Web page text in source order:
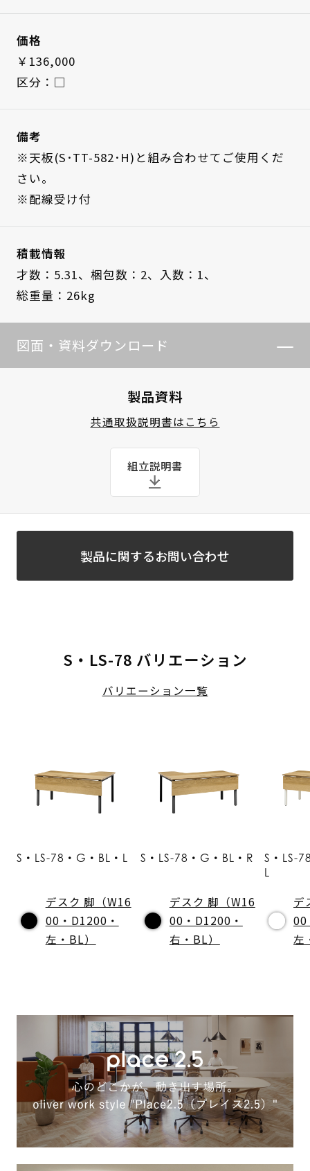
価格
￥136,000
区分：□
備考
※天板(S･TT-582･H)と組み合わせてご使用くだ
さい。
※配線受け付
積載情報
才数：5.31、 梱包数：2、 入数：1、
総重量：26kg
図面・資料ダウンロード
製品資料
共通取扱説明書はこちら
組立説明書
製品に関するお問い合わせ
S・LS-78 バリエーション
バリエーション一覧
S・LS-78・G・BL・L
デスク 脚（W16
00・D1200・
左・BL）
S・LS-78・G・BL・R
デスク 脚（W16
00・D1200・
右・BL）
S・LS-
L
デ
00
左